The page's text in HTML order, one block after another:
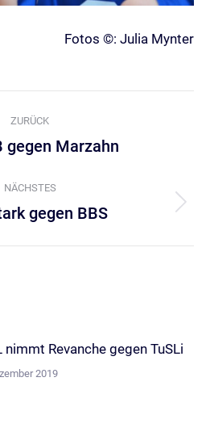
Fotos ©: Julia Mynter
ZURÜCK
Vorheriger
gegen Marzahn
NÄCHSTES
Nächster
gegen BBS
nimmt Revanche gegen TuSLi
2019